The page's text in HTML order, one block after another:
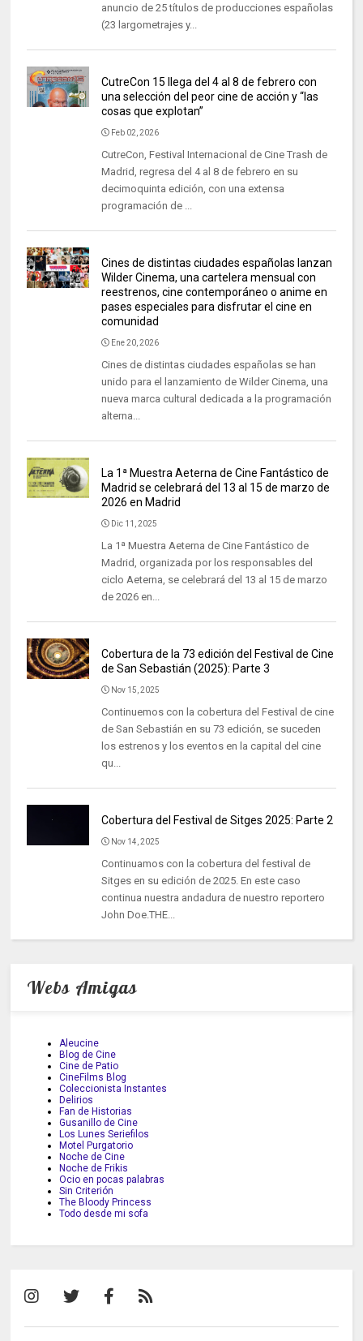
anuncio de 25 títulos de producciones españolas
(23 largometrajes y...
CutreCon 15 llega del 4 al 8 de febrero con
una selección del peor cine de acción y “las
cosas que explotan”
Feb 02, 2026
CutreCon, Festival Internacional de Cine Trash de
Madrid, regresa del 4 al 8 de febrero en su
decimoquinta edición, con una extensa
programación de ...
Cines de distintas ciudades españolas lanzan
Wilder Cinema, una cartelera mensual con
reestrenos, cine contemporáneo o anime en
pases especiales para disfrutar el cine en
comunidad
Ene 20, 2026
Cines de distintas ciudades españolas se han
unido para el lanzamiento de Wilder Cinema, una
nueva marca cultural dedicada a la programación
alterna...
La 1ª Muestra Aeterna de Cine Fantástico de
Madrid se celebrará del 13 al 15 de marzo de
2026 en Madrid
Dic 11, 2025
La 1ª Muestra Aeterna de Cine Fantástico de
Madrid, organizada por los responsables del
ciclo Aeterna, se celebrará del 13 al 15 de marzo
de 2026 en...
Cobertura de la 73 edición del Festival de Cine
de San Sebastián (2025): Parte 3
Nov 15, 2025
Continuemos con la cobertura del Festival de cine
de San Sebastián en su 73 edición, se suceden
los estrenos y los eventos en la capital del cine
qu...
Cobertura del Festival de Sitges 2025: Parte 2
Nov 14, 2025
Continuamos con la cobertura del festival de
Sitges en su edición de 2025. En este caso
continua nuestra andadura de nuestro reportero
John Doe.THE...
Webs Amigas
Aleucine
Blog de Cine
Cine de Patio
CineFilms Blog
Coleccionista Instantes
Delirios
Fan de Historias
Gusanillo de Cine
Los Lunes Seriefilos
Motel Purgatorio
Noche de Cine
Noche de Frikis
Ocio en pocas palabras
Sin Criterión
The Bloody Princess
Todo desde mi sofa